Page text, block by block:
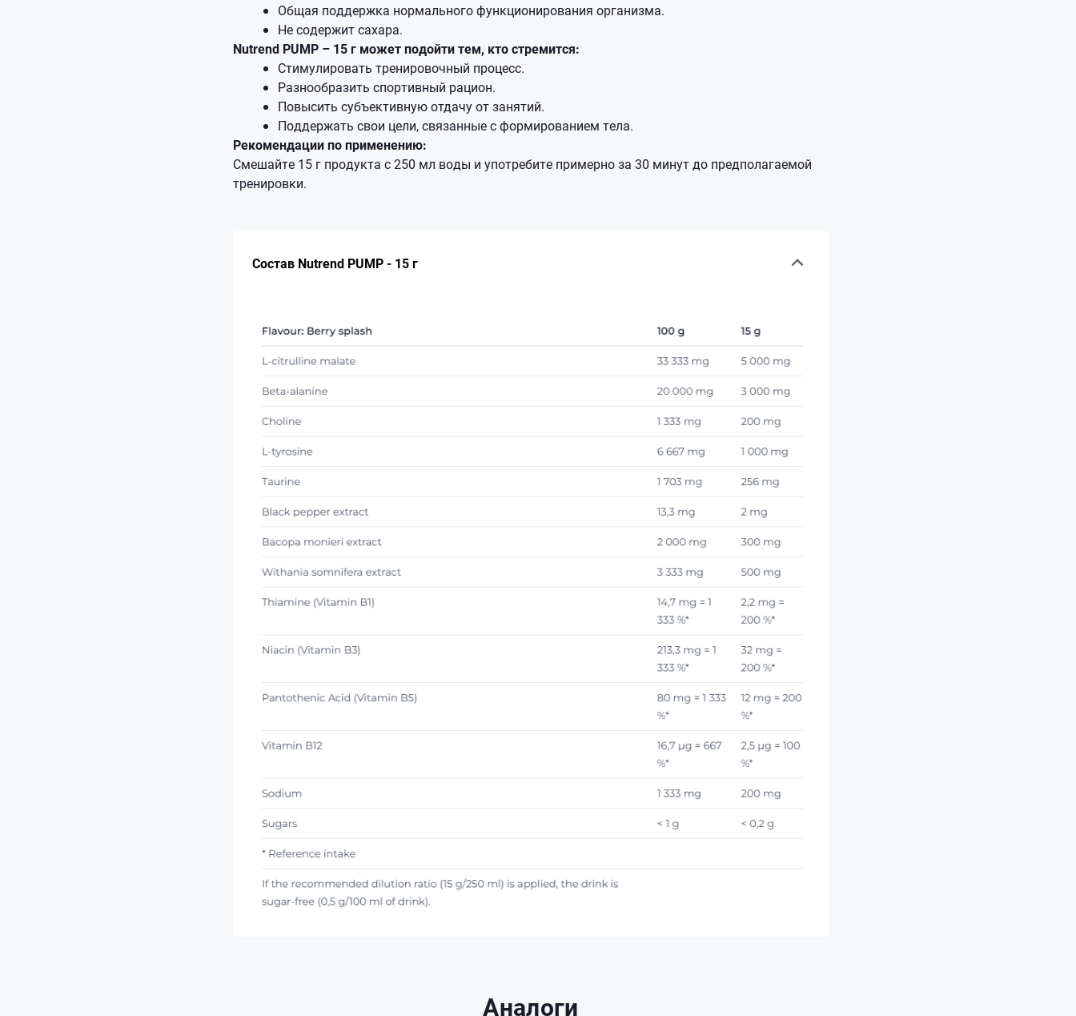
Общая поддержка нормального функционирования организма.
Не содержит сахара.
Nutrend PUMP – 15 г может подойти тем, кто стремится:
Стимулировать тренировочный процесс.
Разнообразить спортивный рацион.
Повысить субъективную отдачу от занятий.
Поддержать свои цели, связанные с формированием тела.
Рекомендации по применению:
Смешайте 15 г продукта с 250 мл воды и употребите примерно за 30 минут до предполагаемой
тренировки.
Состав Nutrend PUMP - 15 г
Аналоги